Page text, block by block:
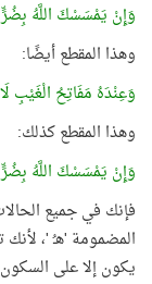
وَإِنْ يَمْسَسْكَ اللَّهُ
وهذا المقطع أيضًا:
وَعِنْدَهُ مَفَاتِحُ الْغَيْبِ
وهذا المقطع كذلك:
وَإِنْ يَمْسَسْكَ اللَّهُ
فإنك في جميع
المضمومة 'هـُ '،
يكون إلا على